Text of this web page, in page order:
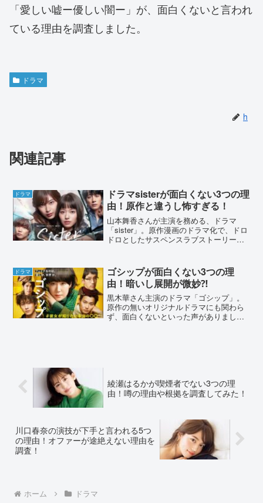
「愛しい嘘ー優しい闇ー」が、面白くないと言われ
ている理由を調査しました。
ドラマ
h
関連記事
ドラマ
ドラマsisterが面白くない3つの理
由！原作と違うし怖すぎる！
山本舞香さんが主演を務める、ドラマ
「sister」。原作漫画のドラマ化で、ドロ
ドロとしたサスペンスラブストーリーで
不評の原因をドラマの展開や、SNSの声
から調べていきま...
ドラマ
ゴシップが面白くない3つの理
由！暗いし展開が微妙⁈
黒木華さん主演のドラマ「ゴシップ」。
原作の無いオリジナルドラマにも関わら
ず、面白くないといった声がありまし
綾瀬はるかが喫煙者でない3つの理
由！噂の理由や根拠を調査してみた！
川口春奈の演技が下手と言われる5つ
の理由！オファーが途絶えない理由を
調査！
ホーム ドラマ